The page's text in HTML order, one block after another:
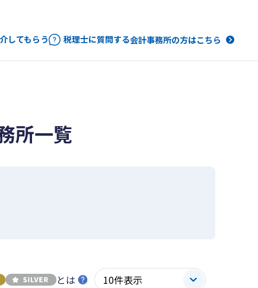
してもらう 税理士に質問する会計事務所の方はこちら
所一覧
とは